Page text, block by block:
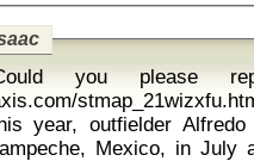
you please
year, outfielder
Mexico, in July